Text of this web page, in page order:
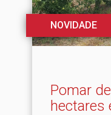
NOVIDADE
Pomar
hectares